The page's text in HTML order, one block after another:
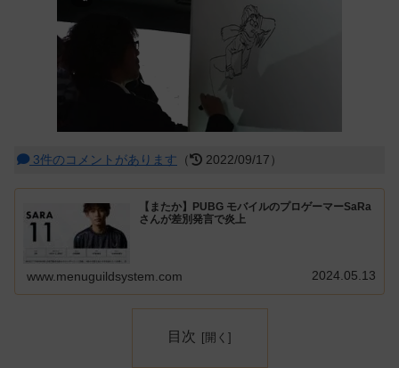
3件のコメントがあります （ 2022/09/17）
【またか】PUBG モバイルのプロゲーマーSaRa
さんが差別発言で炎上
www.menuguildsystem.com 2024.05.13
目次